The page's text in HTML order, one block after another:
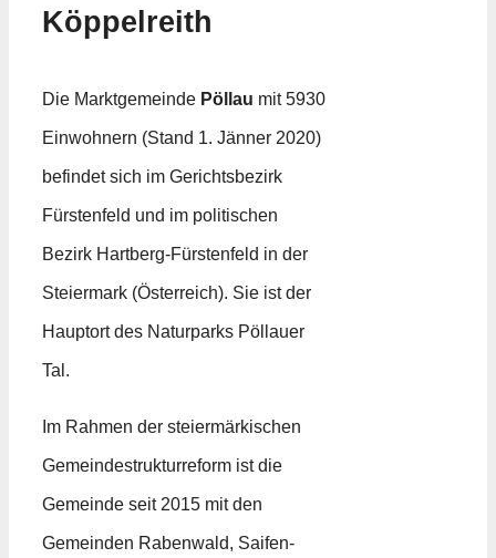
Köppelreith
Die Marktgemeinde Pöllau mit 5930
Einwohnern (Stand 1. Jänner 2020)
befindet sich im Gerichtsbezirk
Fürstenfeld und im politischen
Bezirk Hartberg-Fürstenfeld in der
Steiermark (Österreich). Sie ist der
Hauptort des Naturparks Pöllauer
Tal.
Im Rahmen der steiermärkischen
Gemeindestrukturreform ist die
Gemeinde seit 2015 mit den
Gemeinden Rabenwald, Saifen-